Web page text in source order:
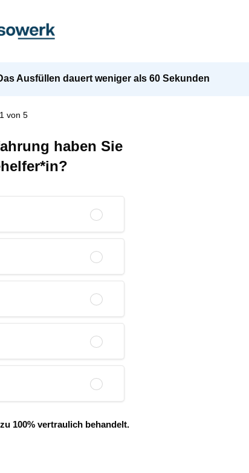
Ausfüllen dauert weniger als 60 Sekunden
von 5
haben Sie
100% vertraulich behandelt.